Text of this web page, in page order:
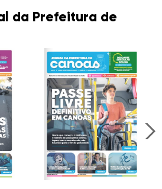
da Prefeitura de